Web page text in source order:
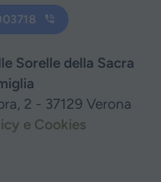
Sorelle della Sacra
2 - 37129 Verona
e Cookies